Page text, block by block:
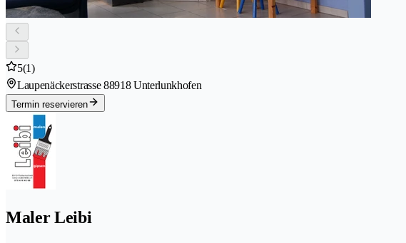
5(1)
Laupenäckerstrasse 88918 Unterlunkhofen
Termin reservieren
Maler Leibi